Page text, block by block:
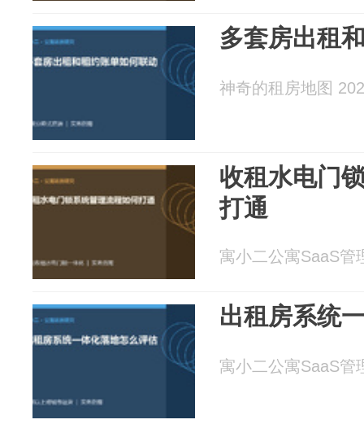
多套房出租
神奇的租房地图
收租水电门
打通
寓小二公寓SaaS管
出租房系统
寓小二公寓SaaS管